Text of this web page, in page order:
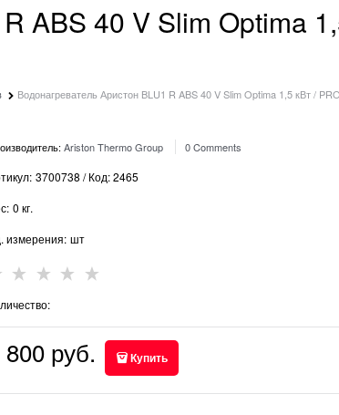
ABS 40 V Slim Optima
Водонагреватель Аристон BLU1 R ABS 40 V Slim Optima 1,5 кВт /
Ariston Thermo Group 0 Comments
3700738 / Код: 2465
0 кг.
измерения: шт
800 руб. Купить